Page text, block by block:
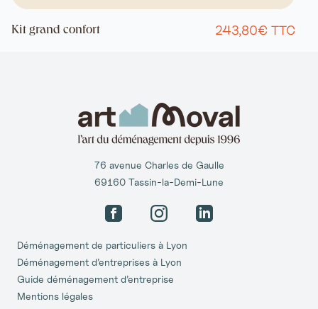
Kit grand confort 243,80€ TTC
76 avenue Charles de Gaulle
69160 Tassin-la-Demi-Lune
FacebookInstagramLinkedIn
Déménagement de particuliers à Lyon
Déménagement d’entreprises à Lyon
Guide déménagement d’entreprise
Mentions légales